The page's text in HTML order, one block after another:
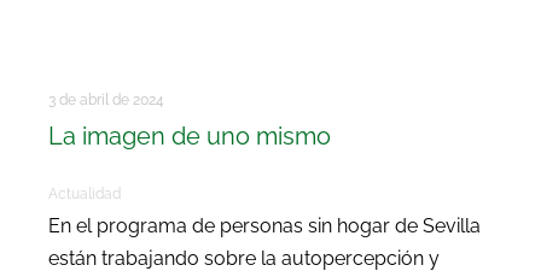
3 de abril de 2024
La imagen de uno mismo
Actualidad
En el programa de personas sin hogar de Sevilla
están trabajando sobre la autopercepción y